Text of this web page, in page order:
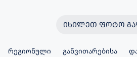
ᲘᲮᲘᲚᲔᲗ ᲤᲝᲢᲝ
რეგიონული განვითარებისა